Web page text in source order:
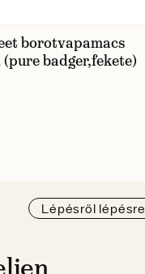
borotvapamacs
badger,fekete)
Lépésről lépésre